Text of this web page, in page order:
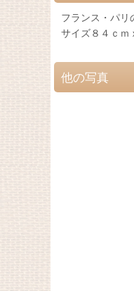
フランス・パ
サイズ８４ｃｍ
他の写真